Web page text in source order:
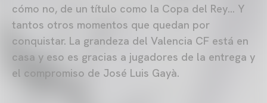
cómo no, de un título como la Copa del Rey… Y
tantos otros momentos que quedan por
conquistar. La grandeza del Valencia CF está en
casa y eso es gracias a jugadores de la entrega y
el compromiso de José Luis Gayà.